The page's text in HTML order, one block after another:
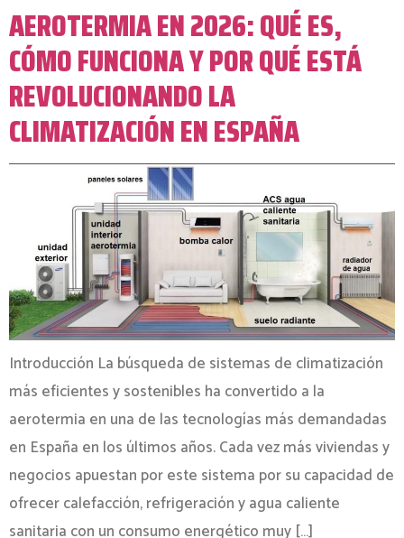
AEROTERMIA EN 2026: QUÉ ES,
CÓMO FUNCIONA Y POR QUÉ ESTÁ
REVOLUCIONANDO LA
CLIMATIZACIÓN EN ESPAÑA
Introducción La búsqueda de sistemas de climatización
más eficientes y sostenibles ha convertido a la
aerotermia en una de las tecnologías más demandadas
en España en los últimos años. Cada vez más viviendas y
negocios apuestan por este sistema por su capacidad de
ofrecer calefacción, refrigeración y agua caliente
sanitaria con un consumo energético muy […]